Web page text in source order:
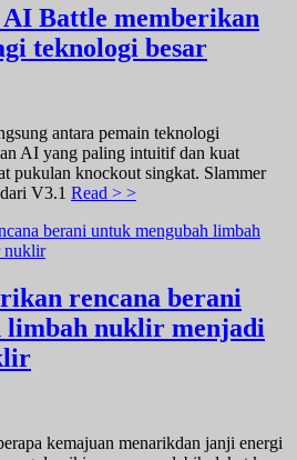
Battle memberikan
teknologi besar
antara pemain teknologi
AI yang paling intuitif dan kuat
pukulan knockout singkat. Slammer
V3.1 Read > >
rencana berani
limbah nuklir menjadi
kemajuan menarikdan janji energi